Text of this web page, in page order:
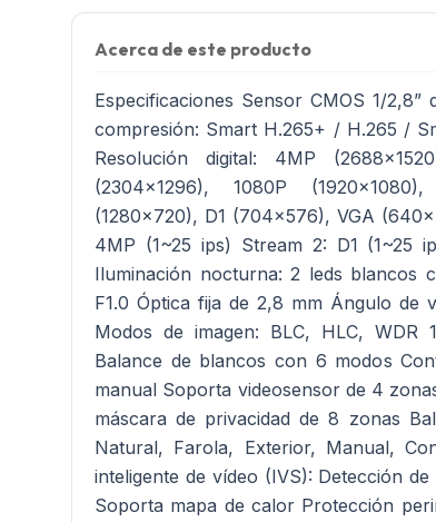
Acerca de este producto
Especificaciones Sensor CMOS 1/
compresión: Smart H.265+ / H.265 /
Resolución digital: 4MP
(2304x1296), 1080P
(1280x720), D1 (704x576), VGA
4MP (1~25 ips) Stream 2: D1 (1~25
Iluminación nocturna: 2 leds blancos
F1.0 Óptica fija de 2,8 mm Ángulo de
Modos de imagen: BLC, HLC, WDR
Balance de blancos con 6 modos
manual Soporta videosensor de 4
máscara de privacidad de 8 zonas
Natural, Farola, Exterior, Manual,
inteligente de vídeo (IVS): Detección
Soporta mapa de calor Protección